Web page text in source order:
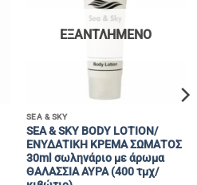
ΕΞΑΝΤΛΗΜΈΝΟ
SEA & SKY
SEA & SKY BODY LOTION/
ΕΝΥΔΑΤΙΚΗ ΚΡΕΜΑ ΣΩΜΑΤΟΣ
30ml σωληνάριο με άρωμα
ΘΑΛΑΣΣΙΑ ΑΥΡΑ (400 τμχ/